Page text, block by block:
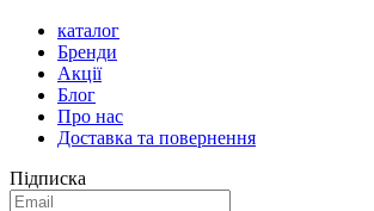
каталог
Бренди
Акції
Блог
Про нас
Доставка та повернення
Підписка